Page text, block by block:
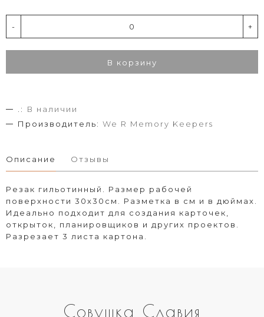
- +
В корзину
.:
В наличии
Производитель: We R Memory Keepers
Описание Отзывы
Резак гильотинный. Размер рабочей
поверхности 30х30см. Разметка в см и в дюймах.
Идеально подходит для создания карточек,
открыток, планировщиков и других проектов.
Разрезает 3 листа картона.
Совушка Славия